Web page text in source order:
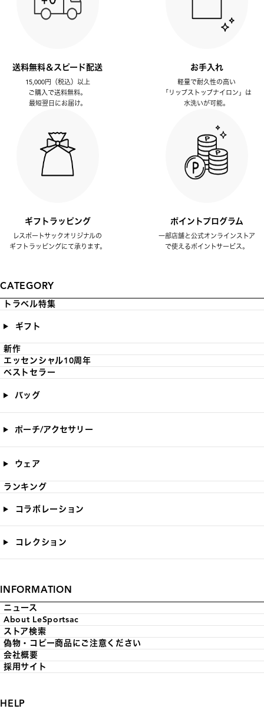
送料無料＆スピード配送
15,000円（税込）以上
ご購入で送料無料。
最短翌日にお届け。
お手入れ
軽量で耐久性の高い
「リップストップナイロン」は
水洗いが可能。
ギフトラッピング
レスポートサックオリジナルの
ギフトラッピングにて承ります。
ポイントプログラム
一部店舗と公式オンラインストア
で使えるポイントサービス。
CATEGORY
トラベル特集
ギフト
新作
エッセンシャル10周年
ベストセラー
バッグ
ポーチ/アクセサリー
ウェア
ランキング
コラボレーション
コレクション
INFORMATION
ニュース
About LeSportsac
ストア検索
偽物・コピー商品にご注意ください
会社概要
採用サイト
HELP